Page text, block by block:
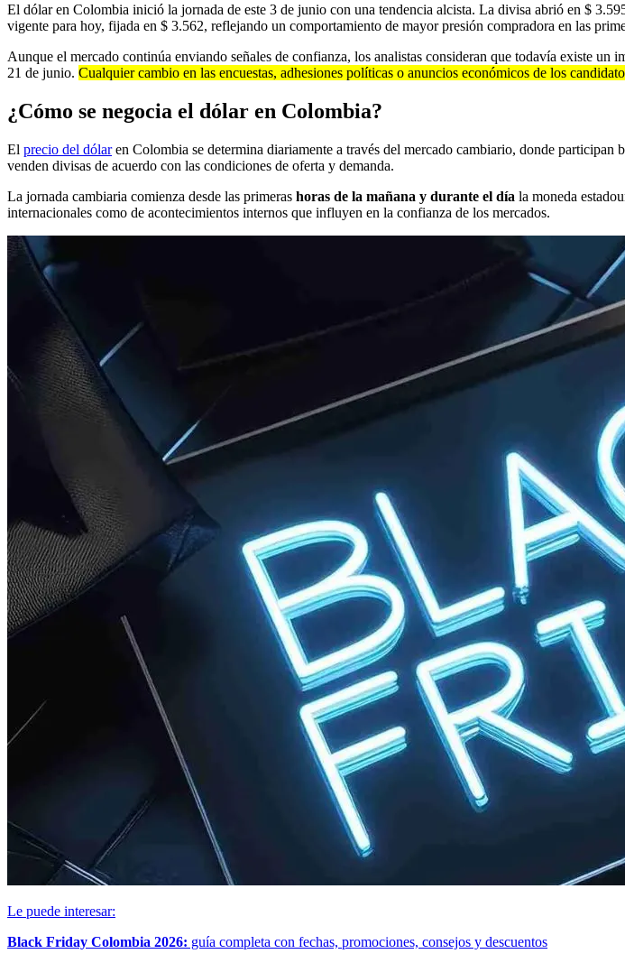
El dólar en Colombia inició la jornada de este 3 de junio con una tendencia alcista. La divisa abrió en $
vigente para hoy, fijada en $ 3.562, reflejando un comportamiento de mayor presión compradora en las
Aunque el mercado continúa enviando señales de confianza, los analistas consideran que todavía existe
21 de junio. Cualquier cambio en las encuestas, adhesiones políticas o anuncios económicos de los
¿Cómo se negocia el dólar en Colombia?
El precio del dólaren Colombia se determina diariamente a través del mercado cambiario, donde participan
venden divisas de acuerdo con las condiciones de oferta y demanda.
La jornada cambiaria comienza desde las primeras horas de la mañana y durante el día la moneda
internacionales como de acontecimientos internos que influyen en la confianza de los mercados.
Le puede interesar:
Black Friday Colombia 2026: guía completa con fechas, promociones, consejos y descuentos